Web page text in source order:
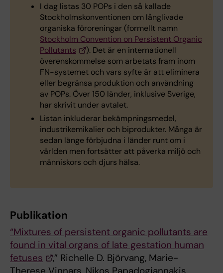
I dag listas 30 POPs i den så kallade
Stockholmskonventionen om långlivade
organiska föroreningar (formellt namn
Stockholm Convention on Persistent Organic
Pollutants
). Det är en internationell
överenskommelse som arbetats fram inom
FN-systemet och vars syfte är att eliminera
eller begränsa produktion och användning
av POPs. Över 150 länder, inklusive Sverige,
har skrivit under avtalet.
Listan inkluderar bekämpningsmedel,
industrikemikalier och biprodukter. Många är
sedan länge förbjudna i länder runt om i
världen men fortsätter att påverka miljö och
människors och djurs hälsa.
Publikation
“Mixtures of persistent organic pollutants are
found in vital organs of late gestation human
fetuses
,” Richelle D. Björvang, Marie-